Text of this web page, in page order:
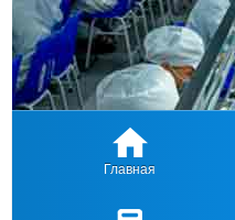
Главная